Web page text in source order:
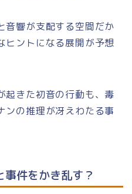
音響が支配する空間だか
ヒントになる展開が予想
起きた初音の行動も、毒
ンの推理が冴えわたる事
件をかき乱す？